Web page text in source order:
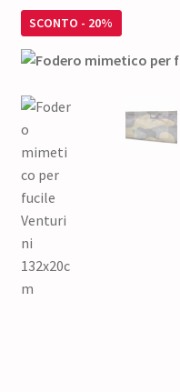
SCONTO - 20%